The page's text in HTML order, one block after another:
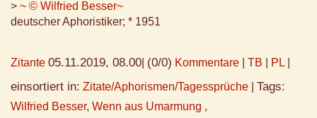
> ~ © Wilfried Besser~
deutscher Aphoristiker; * 1951
Zitante 05.11.2019, 08.00 (0/0) Kommentare TB PL
einsortiert in: Zitate/Aphorismen/Tagessprüche Tags:
Wilfried Besser, Wenn aus Umarmung ,